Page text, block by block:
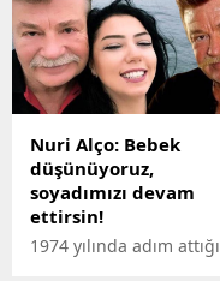
Nuri Alço: Bebek
düşünüyoruz,
soyadımızı devam
ettirsin!
1974 yılında adım attığı